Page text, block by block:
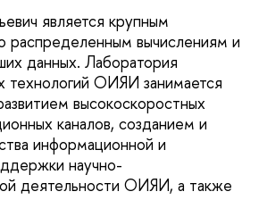
является крупным
распределенным вычислениям и
данных. Лаборатория
технологий ОИЯИ занимается
высокоскоростных
каналов, созданием и
информационной и
научно-
деятельности ОИЯИ, а также